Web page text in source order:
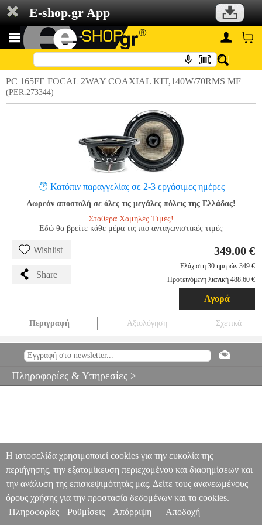
E-shop.gr App
PC 165FE FOCAL 2WAY COAXIAL KIT,140W/70RMS MF
(PER.273344)
Κατόπιν παραγγελίας σε 2-3 εργάσιμες ημέρες
Δωρεάν αποστολή σε όλες τις μεγάλες πόλεις της Ελλάδας!
Σταθερά Χαμηλές Τιμές!
Εδώ θα βρείτε κάθε μέρα τις πιο ανταγωνιστικές τιμές
Wishlist
Share
349.00 €
Ελάχιστη 30 ημερών 349 €
Προτεινόμενη λιανική 488.60 €
Αγορά
Περιγραφή Αξιολόγηση Σχετικά
PER.273344 PER.273344
ΗΧΕΙΑ
KIT,140W/70RMS MF
Πληροφορίες & Υπηρεσίες >
Η ιστοσελίδα χρησιμοποιεί cookies για την ευκολία της
περιήγησης, την εξατομίκευση περιεχομένου και διαφημίσεων και
την ανάλυση της επισκεψιμότητάς μας. Δείτε τους ανανεωμένους
όρους χρήσης για την προστασία δεδομένων και τα cookies.
Πληροφορίες
Ρυθμίσεις Απόρριψη Αποδοχή